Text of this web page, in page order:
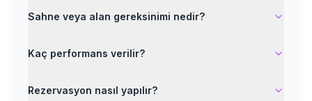
Sahne veya alan gereksinimi nedir?
Kaç performans verilir?
Rezervasyon nasıl yapılır?